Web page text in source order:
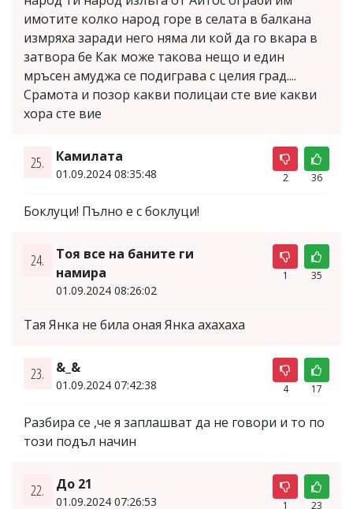
имотите колко народ горе в селата в балкана
измряха заради него няма ли кой да го вкара в
затвора бе Как може такова нещо и един
мръсен амуджа се подиграва с целия град....
Срамота и позор какви полицаи сте вие какви
хора сте вие
25. Камилата
01.09.2024 08:35:48 2 36
Боклуци! Пълно е с боклуци!
24.
Тоя все на баните ги
намира
01.09.2024 08:26:02
1 35
Тая Янка не била оная Янка ахахаха
23. &_&
01.09.2024 07:42:38 4 17
Разбира се ,че я заплашват да не говори и то по
този подъл начин
22. До 21
01.09.2024 07:26:53 1 23